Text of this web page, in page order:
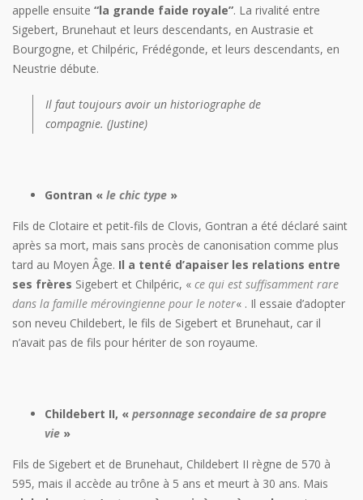
appelle ensuite “la grande faide royale”. La rivalité entre
Sigebert, Brunehaut et leurs descendants, en Austrasie et
Bourgogne, et Chilpéric, Frédégonde, et leurs descendants, en
Neustrie débute.
Il faut toujours avoir un historiographe de
compagnie. (Justine)
Gontran « le chic type »
Fils de Clotaire et petit-fils de Clovis, Gontran a été déclaré saint
après sa mort, mais sans procès de canonisation comme plus
tard au Moyen Âge. Il a tenté d’apaiser les relations entre
ses frères Sigebert et Chilpéric, « ce qui est suffisamment rare
dans la famille mérovingienne pour le noter« . Il essaie d’adopter
son neveu Childebert, le fils de Sigebert et Brunehaut, car il
n’avait pas de fils pour hériter de son royaume.
Childebert II, « personnage secondaire de sa propre
vie »
Fils de Sigebert et de Brunehaut, Childebert II règne de 570 à
595, mais il accède au trône à 5 ans et meurt à 30 ans. Mais